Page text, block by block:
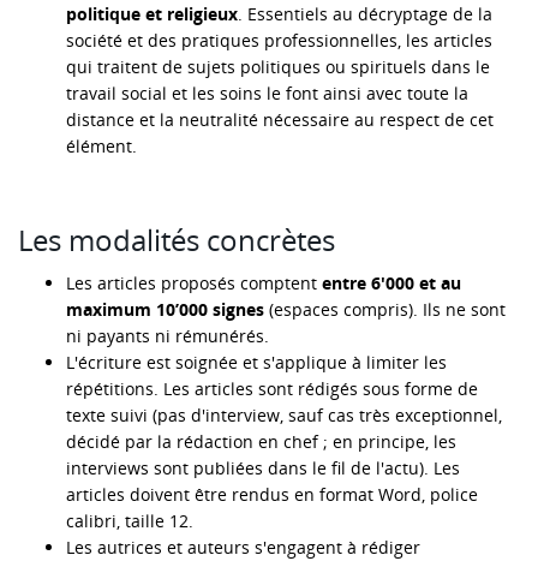
politique et religieux. Essentiels au décryptage de la
société et des pratiques professionnelles, les articles
qui traitent de sujets politiques ou spirituels dans le
travail social et les soins le font ainsi avec toute la
distance et la neutralité nécessaire au respect de cet
élément.
Les modalités concrètes
Les articles proposés comptent entre 6'000 et au
maximum 10’000 signes (espaces compris). Ils ne sont
ni payants ni rémunérés.
L'écriture est soignée et s'applique à limiter les
répétitions. Les articles sont rédigés sous forme de
texte suivi (pas d'interview, sauf cas très exceptionnel,
décidé par la rédaction en chef ; en principe, les
interviews sont publiées dans le fil de l'actu). Les
articles doivent être rendus en format Word, police
calibri, taille 12.
Les autrices et auteurs s'engagent à rédiger